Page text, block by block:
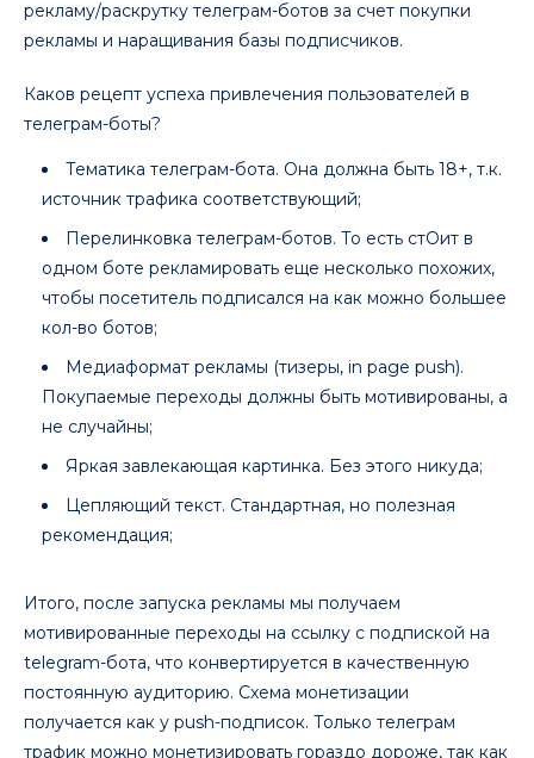
рекламу/раскрутку телеграм-ботов за счет покупки
рекламы и наращивания базы подписчиков.
Каков рецепт успеха привлечения пользователей в
телеграм-боты?
Тематика телеграм-бота. Она должна быть 18+, т.к.
источник трафика соответствующий;
Перелинковка телеграм-ботов. То есть стОит в
одном боте рекламировать еще несколько похожих,
чтобы посетитель подписался на как можно большее
кол-во ботов;
Медиаформат рекламы (тизеры, in page push).
Покупаемые переходы должны быть мотивированы, а
не случайны;
Яркая завлекающая картинка. Без этого никуда;
Цепляющий текст. Стандартная, но полезная
рекомендация;
Итого, после запуска рекламы мы получаем
мотивированные переходы на ссылку с подпиской на
telegram-бота, что конвертируется в качественную
постоянную аудиторию. Схема монетизации
получается как у push-подписок. Только телеграм
трафик можно монетизировать гораздо дороже, так как